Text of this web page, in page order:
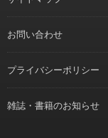
お問い合わせ
プライバシーポリシー
雑誌・書籍のお知らせ